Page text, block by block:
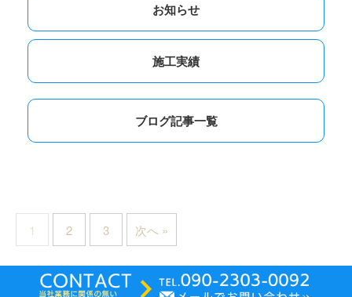
お知らせ
施工実績
ブログ記事一覧
1 2 3 次へ »